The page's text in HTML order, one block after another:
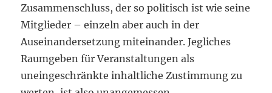
Zusammenschluss, der so politisch ist wie seine
Mitglieder – einzeln aber auch in der
Auseinandersetzung miteinander. Jegliches
Raumgeben für Veranstaltungen als
uneingeschränkte inhaltliche Zustimmung zu